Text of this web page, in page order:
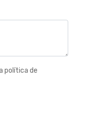
política de